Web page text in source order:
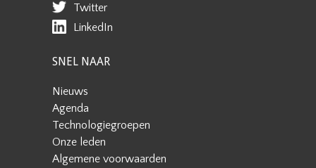
Twitter
LinkedIn
SNEL NAAR
Nieuws
Agenda
Technologiegroepen
Onze leden
Algemene voorwaarden